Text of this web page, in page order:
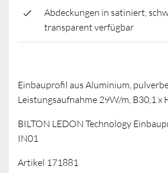
Abdeckungen in satiniert,
transparent verfügbar
Einbauprofil aus Aluminium,
Leistungsaufnahme 29W/m, B30,1 x
BILTON LEDON Technology
IN01
Artikel 171881